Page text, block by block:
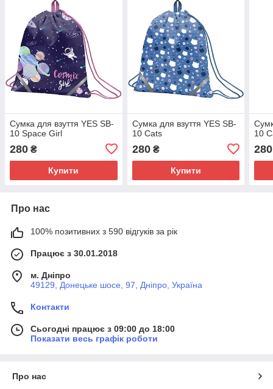
Сумка для взуття YES SB-
10 Space Girl
280 ₴
Купити
Сумка для взуття YES SB-
10 Cats
280₴
Купити
10
280
Про нас
100% позитивних з 590 відгуків за рік
Працює з 30.01.2018
м. Дніпро
49129, Донецьке шосе, 97, Дніпро, Україна
Контакти
Сьогодні працює з 09:00 до 18:00
Показати весь графік роботи
Про нас